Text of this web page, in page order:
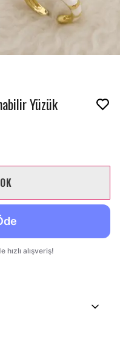
Yüzük